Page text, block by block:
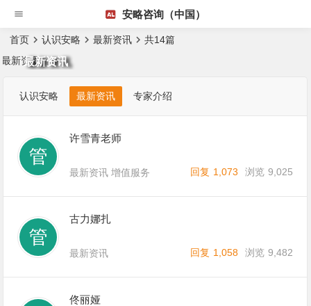
安略咨询（中国）
首页 认识安略 最新资讯 共14篇
最新资讯
认识安略 最新资讯 专家介绍
许雪青老师
最新资讯 增值服务 回复 1,073 浏览 9,025
古力娜扎
最新资讯 回复 1,058 浏览 9,482
佟丽娅